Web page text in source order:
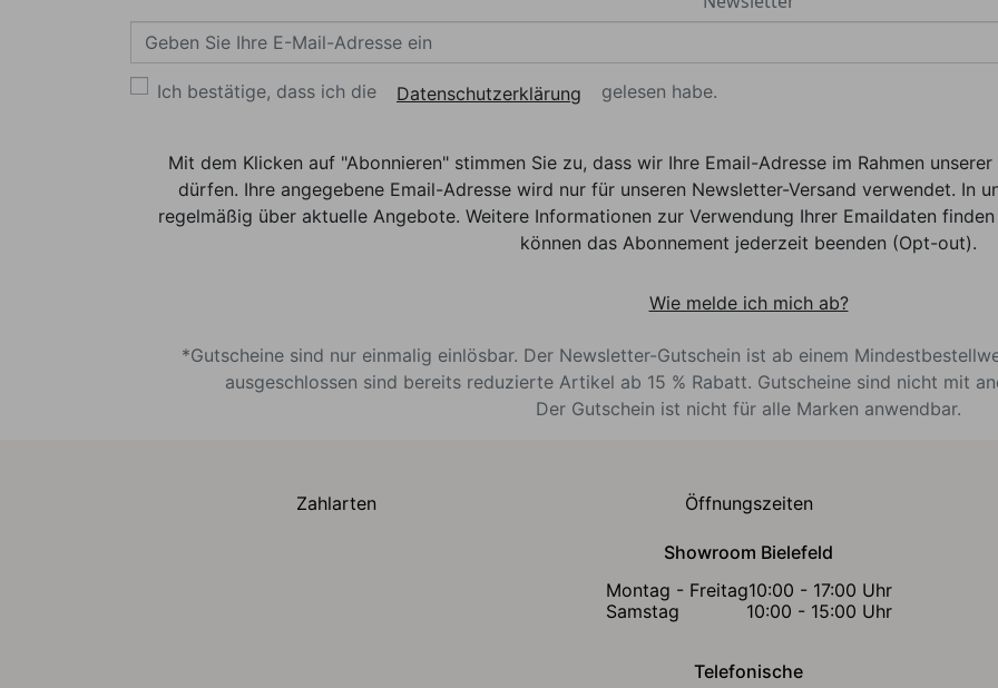
Ich bestätige, dass ich die Datenschutzerklärung gelesen habe.
Mit dem Klicken auf "Abonnieren" stimmen Sie zu, dass wir Ihre Email-Adresse im Rahmen
dürfen. Ihre angegebene Email-Adresse wird nur für unseren Newsletter-Versand verwendet. In
regelmäßig über aktuelle Angebote. Weitere Informationen zur Verwendung Ihrer Emaildaten
können das Abonnement jederzeit beenden (Opt-out).
Wie melde ich mich ab?
*Gutscheine sind nur einmalig einlösbar. Der Newsletter-Gutschein ist ab einem
ausgeschlossen sind bereits reduzierte Artikel ab 15 % Rabatt. Gutscheine sind nicht mit
Der Gutschein ist nicht für alle Marken anwendbar.
Zahlarten Öffnungszeiten
Showroom Bielefeld
Montag - Freitag10:00 - 17:00 Uhr
Samstag
10:00 - 15:00 Uhr
Telefonische